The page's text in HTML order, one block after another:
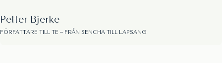
Petter Bjerke
FÖRFATTARE TILL TE – FRÅN SENCHA TILL LAPSANG